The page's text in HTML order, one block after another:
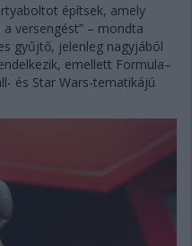
építsek, amely
versengést” – mondta
gyűjtő, jelenleg nagyjából
emellett Formula–
és Star Wars-tematikájú